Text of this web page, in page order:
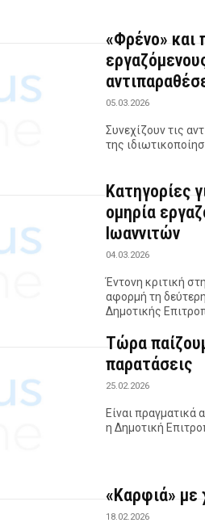
«Φρένο» και
05.03.2026
Συνεχίζουν τις
της
Κατηγορίες
ομηρία
Ιωαννιτών
04.03.2026
Έντονη κριτική
αφορμή τη
Δημοτικής
Τώρα
παρατάσεις
25.02.2026
Είναι πραγματικά
η Δημοτική
«Καρφιά» με
18.02.2026